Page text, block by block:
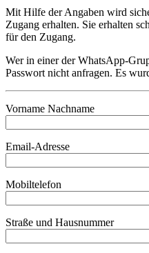
Mit Hilfe der Angaben wird
Zugang erhalten. Sie erhalten
für den Zugang.
Wer in einer der WhatsApp-
Passwort nicht anfragen. Es
Vorname Nachname
Email-Adresse
Mobiltelefon
Straße und Hausnummer